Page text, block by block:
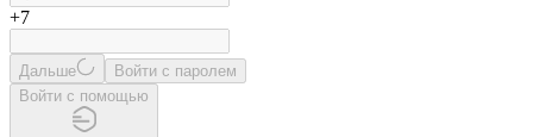
+7
Дальше
Войти с паролем
Войти с помощью